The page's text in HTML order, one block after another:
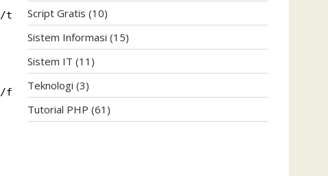
font></a>
Script Gratis (10)
Sistem Informasi (15)
Sistem IT (11)
Teknologi (3)
Tutorial PHP (61)